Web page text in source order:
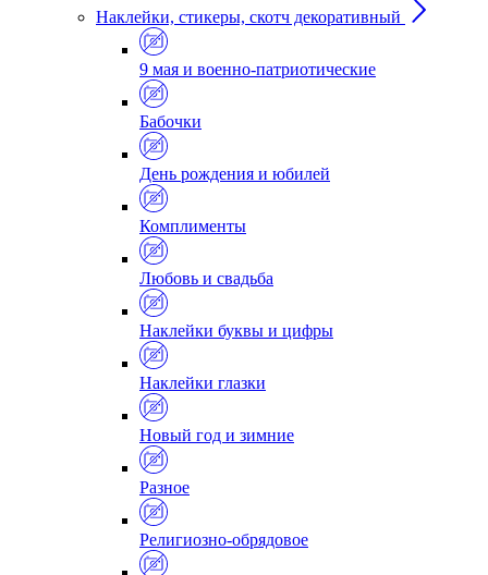
Наклейки, стикеры, скотч декоративный
9 мая и военно-патриотические
Бабочки
День рождения и юбилей
Комплименты
Любовь и свадьба
Наклейки буквы и цифры
Наклейки глазки
Новый год и зимние
Разное
Религиозно-обрядовое